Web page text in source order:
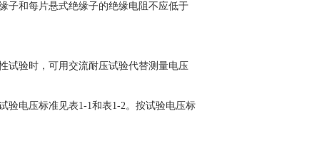
子和每片悬式绝缘子的绝缘电阻不应低于
试验时，可用交流耐压试验代替测量电压
验电压标准见表1-1和表1-2。按试验电压标